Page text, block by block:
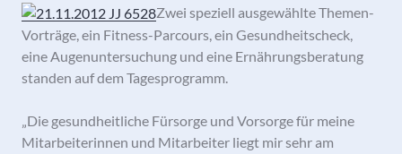
Zwei speziell ausgewählte Themen-
Vorträge, ein Fitness-Parcours, ein Gesundheitscheck,
eine Augenuntersuchung und eine Ernährungsberatung
standen auf dem Tagesprogramm.
„Die gesundheitliche Fürsorge und Vorsorge für meine
Mitarbeiterinnen und Mitarbeiter liegt mir sehr am